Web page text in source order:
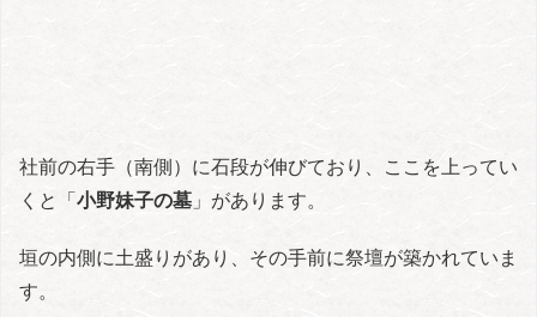
社前の右手（南側）に石段が伸びており、ここを上ってい
くと「小野妹子の墓」があります。
垣の内側に土盛りがあり、その手前に祭壇が築かれていま
す。